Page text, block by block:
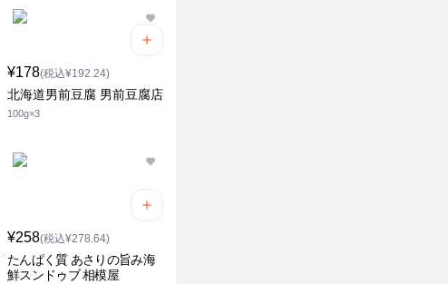
¥178(税込¥192.24)
北海道男前豆腐 男前豆腐店
100g×3
¥258(税込¥278.64)
たんぱく質 あさりの旨み海
鮮スンドゥブ 相模屋